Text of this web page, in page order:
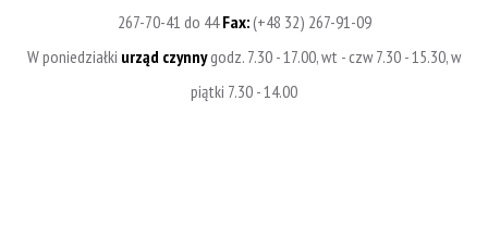
267-70-41 do 44Fax:(+48 32) 267-91-09
W poniedziałki urząd czynnygodz. 7.30 - 17.00, wt - czw 7.30 - 15.30, w
piątki 7.30 - 14.00